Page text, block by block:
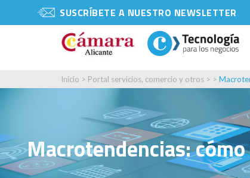
SUSCRÍBETE A NUESTRO NEWSLETTER
Inicio > Portal servicios, comercio y otros > >
Macrotendencias: